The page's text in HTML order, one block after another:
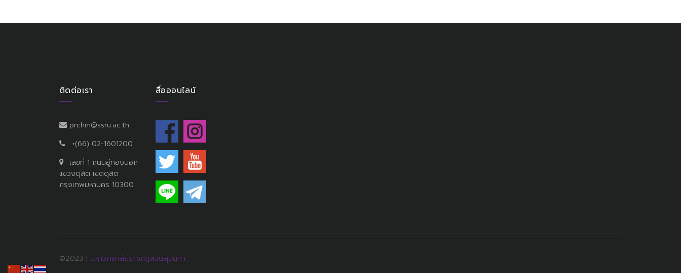
ติดต่อเรา
prchm@ssru.ac.th
+(66) 02-1601200
เลขที่ 1 ถนนอู่ทองนอก
แขวงดุสิต เขตดุสิต
กรุงเทพมหานคร 10300
สื่อออนไลน์
©2023 | มหาวิทยาลัยราชภัฏสวนสุนันทา.